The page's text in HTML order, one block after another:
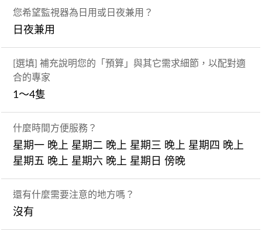
您希望監視器為日用或日夜兼用？
日夜兼用
[選填] 補充說明您的「預算」與其它需求細節，以配對適
合的專家
1～4隻
什麼時間方便服務？
星期一 晚上 星期二 晚上 星期三 晚上 星期四 晚上
星期五 晚上 星期六 晚上 星期日 傍晚
還有什麼需要注意的地方嗎？
沒有